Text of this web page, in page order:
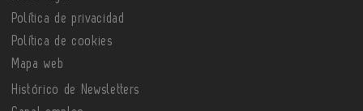
Política de privacidad
Política de cookies
Mapa web
Histórico de Newsletters